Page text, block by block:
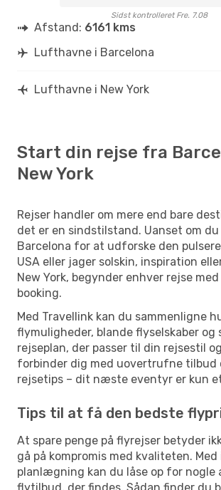
Sidst kontrolleret Fre. 7.08
Afstand: 6161 kms
Lufthavne i Barcelona
Lufthavne i New York
Start din rejse fra
New York
Rejser handler om mere end bare
det er en sindstilstand. Uanset om
Barcelona for at udforske den
USA eller jager solskin, inspiration
New York, begynder enhver rejse
booking.
Med Travellink kan du sammenligne
flymuligheder, blande flyselskaber og
rejseplan, der passer til din rejsestil
forbinder dig med uovertrufne tilbud
rejsetips – dit næste eventyr er kun
Tips til at få den bedste
At spare penge på flyrejser betyder
gå på kompromis med kvaliteten.
planlægning kan du låse op for nogle